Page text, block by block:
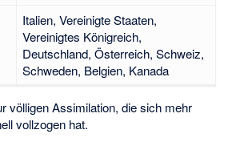
Italien, Vereinigte Staaten,
Vereinigtes Königreich,
Deutschland, Österreich, Schweiz,
Schweden, Belgien, Kanada
völligen Assimilation, die sich mehr
vollzogen hat.